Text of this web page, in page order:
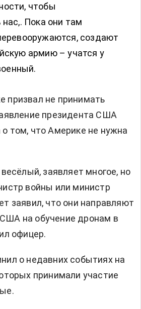
чтобы
Пока они там
создают
армию – учатся у
призвал не принимать
президента США
том, что Америке не нужна
заявляет многое, но
войны или министр
заявил, что они направляют
на обучение дронам в
офицер.
о недавних событиях на
принимали участие